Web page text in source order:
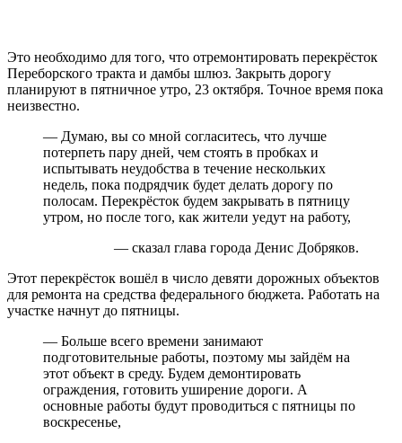
Это необходимо для того, что отремонтировать перекрёсток
Переборского тракта и дамбы шлюз. Закрыть дорогу
планируют в пятничное утро, 23 октября. Точное время пока
неизвестно.
— Думаю, вы со мной согласитесь, что лучше
потерпеть пару дней, чем стоять в пробках и
испытывать неудобства в течение нескольких
недель, пока подрядчик будет делать дорогу по
полосам. Перекрёсток будем закрывать в пятницу
утром, но после того, как жители уедут на работу,
— сказал глава города Денис Добряков.
Этот перекрёсток вошёл в число девяти дорожных объектов
для ремонта на средства федерального бюджета. Работать на
участке начнут до пятницы.
— Больше всего времени занимают
подготовительные работы, поэтому мы зайдём на
этот объект в среду. Будем демонтировать
ограждения, готовить уширение дороги. А
основные работы будут проводиться с пятницы по
воскресенье,